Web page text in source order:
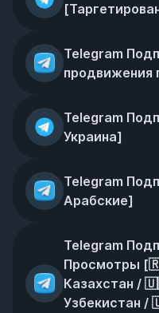
Telegram
продвижения
Telegram
Украина]
Telegram
Арабские]
Telegram
Просмотры
Казахстан /
Узбекистан